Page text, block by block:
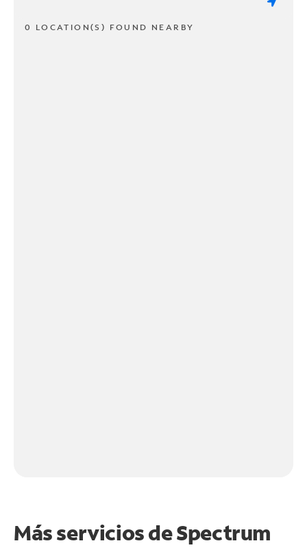
0 LOCATION(S) FOUND NEARBY
Más servicios de Spectrum